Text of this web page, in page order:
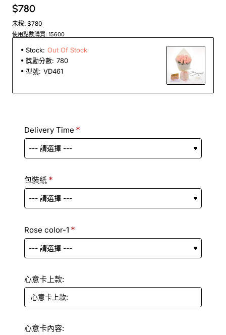
$780
未稅: $780
使用點數購買: 15600
Stock: Out Of Stock
獎勵分數: 780
型號: VD461
Delivery Time
包裝紙
Rose color-1
心意卡上款:
心意卡內容: